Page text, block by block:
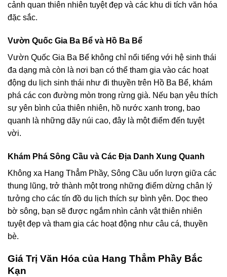
cảnh quan thiên nhiên tuyệt đẹp và các khu di tích văn hóa
đặc sắc.
Vườn Quốc Gia Ba Bể và Hồ Ba Bể
Vườn Quốc Gia Ba Bể không chỉ nổi tiếng với hệ sinh thái
đa dạng mà còn là nơi bạn có thể tham gia vào các hoạt
động du lịch sinh thái như đi thuyền trên Hồ Ba Bể, khám
phá các con đường mòn trong rừng già. Nếu bạn yêu thích
sự yên bình của thiên nhiên, hồ nước xanh trong, bao
quanh là những dãy núi cao, đây là một điểm đến tuyệt
vời.
Khám Phá Sông Cầu và Các Địa Danh Xung Quanh
Không xa Hang Thẳm Phầy, Sông Cầu uốn lượn giữa các
thung lũng, trở thành một trong những điểm dừng chân lý
tưởng cho các tín đồ du lịch thích sự bình yên. Dọc theo
bờ sông, bạn sẽ được ngắm nhìn cảnh vật thiên nhiên
tuyệt đẹp và tham gia các hoạt động như câu cá, thuyền
bè.
Giá Trị Văn Hóa của Hang Thẳm Phầy Bắc
Kạn